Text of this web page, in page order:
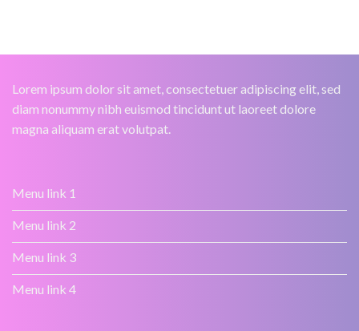
Lorem ipsum dolor sit amet, consectetuer adipiscing elit, sed
diam nonummy nibh euismod tincidunt ut laoreet dolore
magna aliquam erat volutpat.
Menu link 1
Menu link 2
Menu link 3
Menu link 4